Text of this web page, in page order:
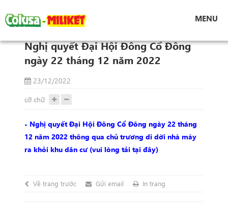
MENU
Nghị quyết Đại Hội Đông Cổ Đông ngày 22
Nghị quyết Đại Hội Đông Cổ Đông
ngày 22 tháng 12 năm 2022
23/12/2022
cỡ chữ
- Nghị quyết Đại Hội Đông Cổ Đông ngày 22 tháng
12 năm 2022 thông qua chủ trương di dời nhà máy
ra khỏi khu dân cư (vui lòng tải tại đây)
Về trang trước Gửi email In trang